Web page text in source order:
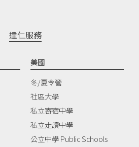
達仁服務
美國
冬/夏令營
社區大學
私立寄宿中學
私立走讀中學
公立中學 Public Schools